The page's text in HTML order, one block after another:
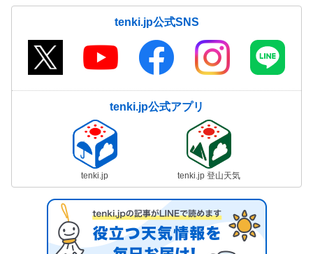
tenki.jp公式SNS
tenki.jp公式アプリ
tenki.jp tenki.jp 登山天気